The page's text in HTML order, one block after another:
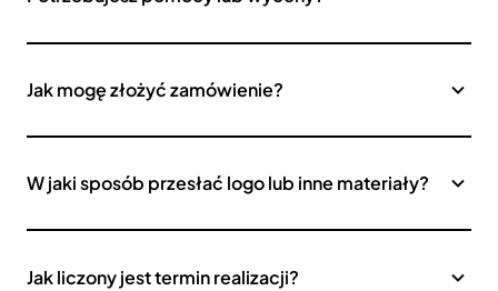
Jak mogę złożyć zamówienie?
W jaki sposób przesłać logo lub inne materiały?
Jak liczony jest termin realizacji?